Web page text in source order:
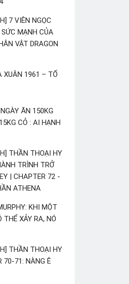
7 VIÊN NGỌC
MẠNH CỦA
VẬT DRAGON
XUÂN 1961 – TỐ
ĂN 150KG
CỎ : AI HẠNH
THẦN THOẠI HY
TRÌNH TRỞ
| CHAPTER 72 -
ATHENA
KHI MỘT
THỂ XẢY RA, NÓ
THẦN THOẠI HY
70-71: NÀNG Ê